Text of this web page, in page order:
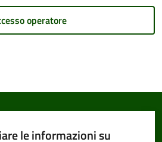
operatore
le informazioni su